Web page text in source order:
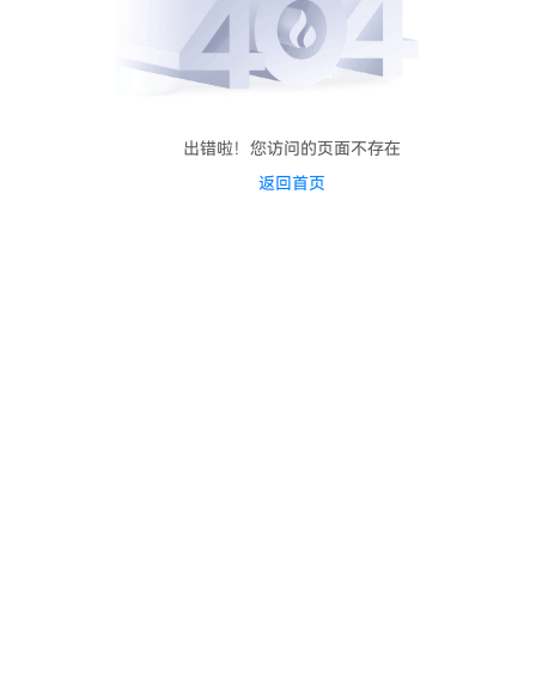
出错啦！您访问的页面不存在
返回首页